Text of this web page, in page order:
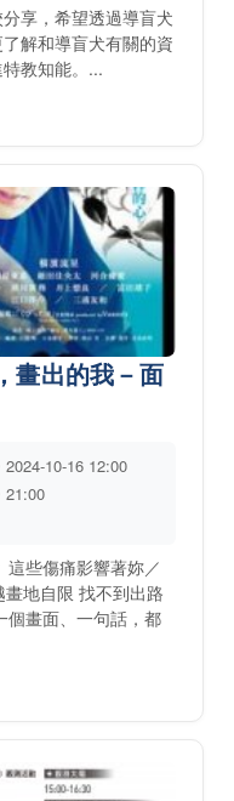
享，希望透過導盲犬
解和導盲犬有關的資
教知能。...
畫出的我－面
10-16 12:00
21:00
些傷痛影響著妳／
地自限 找不到出路
個畫面、一句話，都